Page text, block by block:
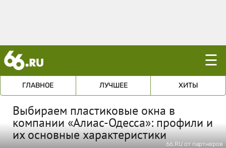
☰
ГЛАВНОЕ ЛУЧШЕЕ ХИТЫ
Выбираем пластиковые окна в
компании «Алиас-Одесса»: профили и
их основные характеристики
66.RU от партнеров